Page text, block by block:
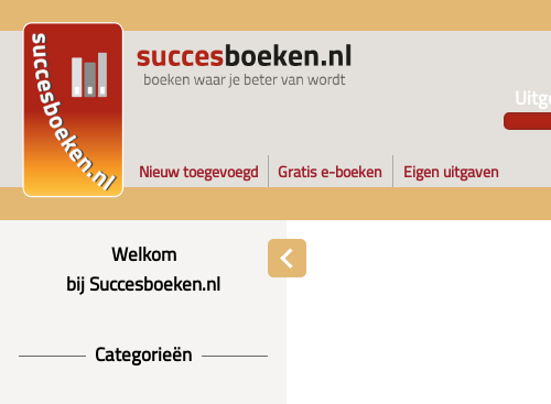
Nieuw toegevoegd Gratis e-boeken Eigen uitgaven
Welkom
bij Succesboeken.nl
Categorieën